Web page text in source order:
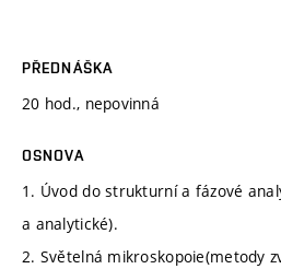
PŘEDNÁŠKA
20 hod., nepovinná
OSNOVA
1. Úvod do strukturní a fázové
a analytické).
2. Světelná mikroskopoie(metody